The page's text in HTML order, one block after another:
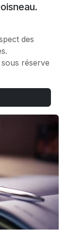
des
réserve